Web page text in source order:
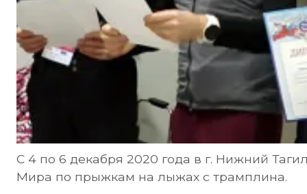
С 4 по 6 декабря 2020 года в г. Нижний
Мира по прыжкам на лыжах с трамплина.